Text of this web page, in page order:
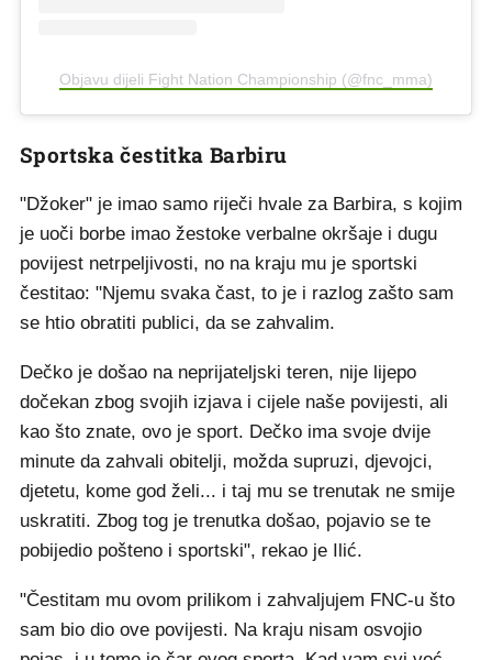
Objavu dijeli Fight Nation Championship (@fnc_mma)
Sportska čestitka Barbiru
"Džoker" je imao samo riječi hvale za Barbira, s kojim
je uoči borbe imao žestoke verbalne okršaje i dugu
povijest netrpeljivosti, no na kraju mu je sportski
čestitao: "Njemu svaka čast, to je i razlog zašto sam
se htio obratiti publici, da se zahvalim.
Dečko je došao na neprijateljski teren, nije lijepo
dočekan zbog svojih izjava i cijele naše povijesti, ali
kao što znate, ovo je sport. Dečko ima svoje dvije
minute da zahvali obitelji, možda supruzi, djevojci,
djetetu, kome god želi... i taj mu se trenutak ne smije
uskratiti. Zbog tog je trenutka došao, pojavio se te
pobijedio pošteno i sportski", rekao je Ilić.
"Čestitam mu ovom prilikom i zahvaljujem FNC-u što
sam bio dio ove povijesti. Na kraju nisam osvojio